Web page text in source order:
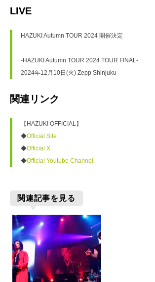
LIVE
HAZUKI Autumn TOUR 2024 開催決定
-HAZUKI Autumn TOUR 2024 TOUR FINAL-
2024年12月10日(火) Zepp Shinjuku
関連リンク
【HAZUKI OFFICIAL】
◆Official Site
◆Official X
◆Official Youtube Channel
関連記事を見る